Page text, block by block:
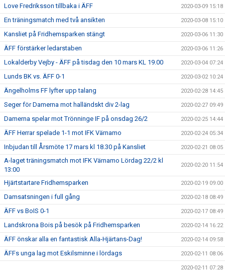
Love Fredriksson tillbaka i ÄFF 2020-03-09 15:18
En träningsmatch med två ansikten 2020-03-08 15:10
Kansliet på Fridhemsparken stängt 2020-03-06 11:30
ÄFF förstärker ledarstaben 2020-03-06 11:26
Lokalderby Vejby - ÄFF på tisdag den 10 mars KL 19.00 2020-03-04 07:24
Lunds BK vs. ÄFF 0-1 2020-03-02 10:24
Ängelholms FF lyfter upp talang 2020-02-28 14:45
Seger för Damerna mot halländskt div 2-lag 2020-02-27 09:49
Damerna spelar mot Trönninge IF på onsdag 26/2 2020-02-25 14:44
ÄFF Herrar spelade 1-1 mot IFK Värnamo 2020-02-24 05:34
Inbjudan till Årsmöte 17 mars kl 18.30 på Kansliet 2020-02-21 08:05
A-laget träningsmatch mot IFK Värnamo Lördag 22/2 kl
13:00
2020-02-20 11:54
Hjärtstartare Fridhemsparken 2020-02-19 09:00
Damsatsningen i full gång 2020-02-18 08:49
ÄFF vs BoIS 0-1 2020-02-17 08:49
Landskrona Bois på besök på Fridhemsparken 2020-02-14 16:22
ÄFF önskar alla en fantastisk Alla-Hjärtans-Dag! 2020-02-14 09:58
ÄFFs unga lag mot Eskilsminne i lördags 2020-02-11 08:06
2020-02-11 07:28